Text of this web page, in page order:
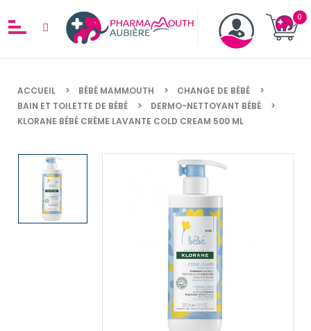
ACCUEIL BÉBÉ MAMMOUTH
CHANGE DE BÉBÉ
BAIN ET TOILETTE DE BÉBÉ
DERMO-NETTOYANT BÉBÉ
KLORANE BÉBÉ CRÈME LAVANTE COLD CREAM 500 ML